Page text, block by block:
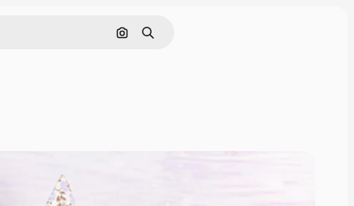
Поиск по изображению
Поиск